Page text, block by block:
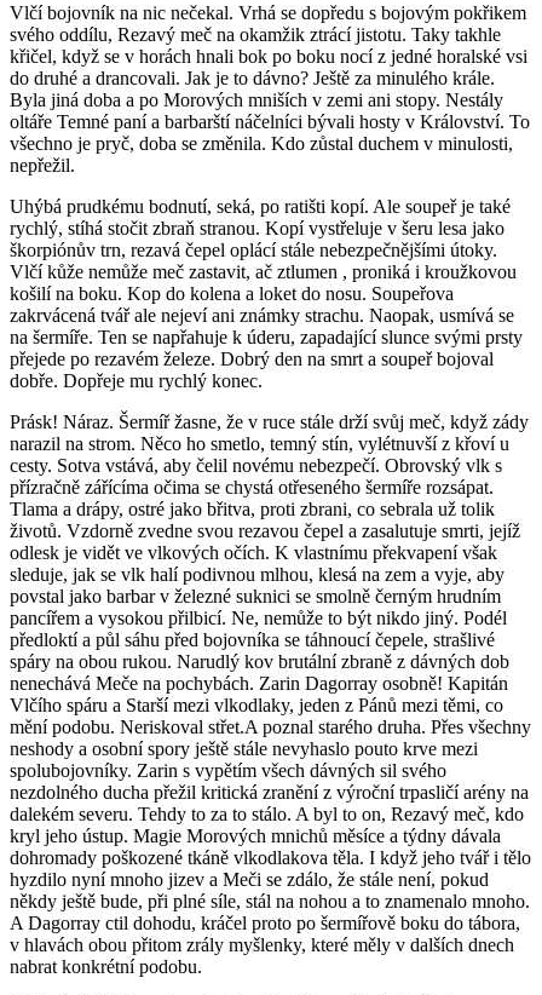
Vlčí bojovník na nic nečekal. Vrhá se dopředu s bojovým pokřikem
svého oddílu, Rezavý meč na okamžik ztrácí jistotu. Taky takhle
křičel, když se v horách hnali bok po boku nocí z jedné horalské vsi
do druhé a drancovali. Jak je to dávno? Ještě za minulého krále.
Byla jiná doba a po Morových mniších v zemi ani stopy. Nestály
oltáře Temné paní a barbarští náčelníci bývali hosty v Království. To
všechno je pryč, doba se změnila. Kdo zůstal duchem v minulosti,
nepřežil.
Uhýbá prudkému bodnutí, seká, po ratišti kopí. Ale soupeř je také
rychlý, stíhá stočit zbraň stranou. Kopí vystřeluje v šeru lesa jako
škorpiónův trn, rezavá čepel oplácí stále nebezpečnějšími útoky.
Vlčí kůže nemůže meč zastavit, ač ztlumen , proniká i kroužkovou
košilí na boku. Kop do kolena a loket do nosu. Soupeřova
zakrvácená tvář ale nejeví ani známky strachu. Naopak, usmívá se
na šermíře. Ten se napřahuje k úderu, zapadající slunce svými prsty
přejede po rezavém železe. Dobrý den na smrt a soupeř bojoval
dobře. Dopřeje mu rychlý konec.
Prásk! Náraz. Šermíř žasne, že v ruce stále drží svůj meč, když zády
narazil na strom. Něco ho smetlo, temný stín, vylétnuvší z křoví u
cesty. Sotva vstává, aby čelil novému nebezpečí. Obrovský vlk s
přízračně zářícíma očima se chystá otřeseného šermíře rozsápat.
Tlama a drápy, ostré jako břitva, proti zbrani, co sebrala už tolik
životů. Vzdorně zvedne svou rezavou čepel a zasalutuje smrti, jejíž
odlesk je vidět ve vlkových očích. K vlastnímu překvapení však
sleduje, jak se vlk halí podivnou mlhou, klesá na zem a vyje, aby
povstal jako barbar v železné suknici se smolně černým hrudním
pancířem a vysokou přilbicí. Ne, nemůže to být nikdo jiný. Podél
předloktí a půl sáhu před bojovníka se táhnoucí čepele, strašlivé
spáry na obou rukou. Narudlý kov brutální zbraně z dávných dob
nenechává Meče na pochybách. Zarin Dagorray osobně! Kapitán
Vlčího spáru a Starší mezi vlkodlaky, jeden z Pánů mezi těmi, co
mění podobu. Neriskoval střet.A poznal starého druha. Přes všechny
neshody a osobní spory ještě stále nevyhaslo pouto krve mezi
spolubojovníky. Zarin s vypětím všech dávných sil svého
nezdolného ducha přežil kritická zranění z výroční trpasličí arény na
dalekém severu. Tehdy to za to stálo. A byl to on, Rezavý meč, kdo
kryl jeho ústup. Magie Morových mnichů měsíce a týdny dávala
dohromady poškozené tkáně vlkodlakova těla. I když jeho tvář i tělo
hyzdilo nyní mnoho jizev a Meči se zdálo, že stále není, pokud
někdy ještě bude, při plné síle, stál na nohou a to znamenalo mnoho.
A Dagorray ctil dohodu, kráčel proto po šermířově boku do tábora,
v hlavách obou přitom zrály myšlenky, které měly v dalších dnech
nabrat konkrétní podobu.